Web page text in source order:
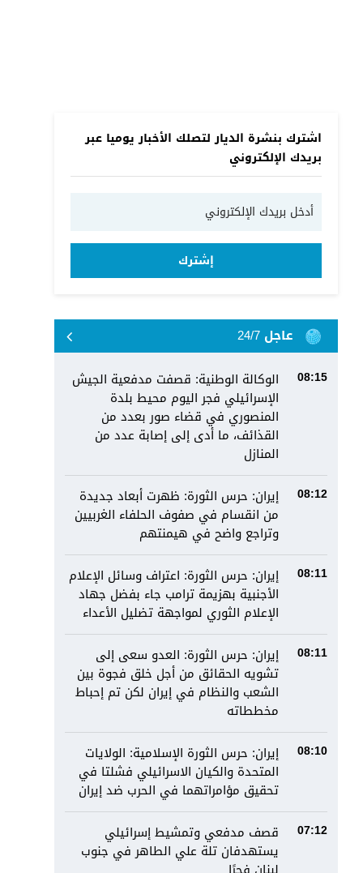
اشترك بنشرة الديار لتصلك الأخبار يوميا عبر
بريدك الإلكتروني
إشترك
عاجل 24/7
08:15
الوكالة الوطنية: قصفت مدفعية الجيش
الإسرائيلي فجر اليوم محيط بلدة
المنصوري في قضاء صور بعدد من
القذائف، ما أدى إلى إصابة عدد من
المنازل
08:12
إيران: حرس الثورة: ظهرت أبعاد جديدة
من انقسام في صفوف الحلفاء الغربيين
وتراجع واضح في هيمنتهم
08:11
إيران: حرس الثورة: اعتراف وسائل الإعلام
الأجنبية بهزيمة ترامب جاء بفضل جهاد
الإعلام الثوري لمواجهة تضليل الأعداء
08:11
إيران: حرس الثورة: العدو سعى إلى
تشويه الحقائق من أجل خلق فجوة بين
الشعب والنظام في إيران لكن تم إحباط
مخططاته
08:10
إيران: حرس الثورة الإسلامية: الولايات
المتحدة والكيان الاسرائيلي فشلتا في
تحقيق مؤامراتهما في الحرب ضد إيران
07:12
قصف مدفعي وتمشيط إسرائيلي
يستهدفان تلة علي الطاهر في جنوب